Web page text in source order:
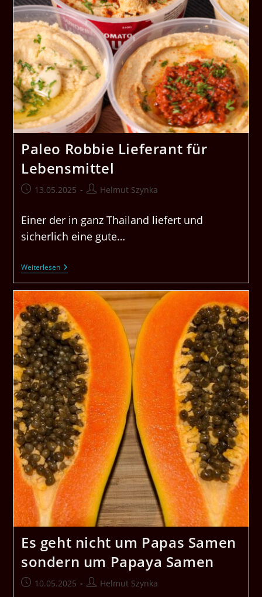
Paleo Robbie Lieferant für
Lebensmittel
Beitrag13.05.2025
Beitrags-
Helmut Szynka
Einer der in ganz Thailand liefert und
sicherlich eine gute…
WeiterlesenPaleo
Robbie Lieferant
Für
Lebensmittel
Es geht nicht um Papas Samen
sondern um Papaya Samen
Beitrag10.05.2025
Beitrags-
Helmut Szynka